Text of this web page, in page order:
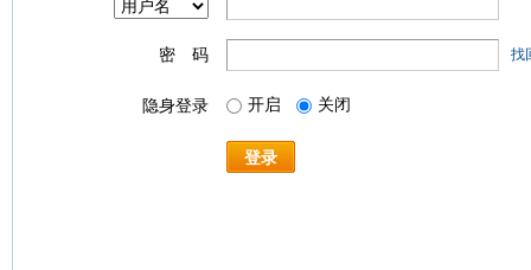
密 码 找
隐身登录 开启 关闭
登录